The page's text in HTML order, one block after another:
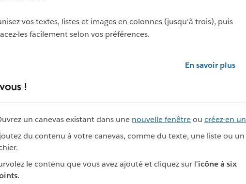
vos textes, listes et images en colonnes (jusqu’à trois), puis
les facilement selon vos préférences.
En savoir plus
!
un canevas existant dans une nouvelle fenêtreou créez-en un
du contenu à votre canevas, comme du texte, une liste ou un
le contenu que vous avez ajouté et cliquez sur l’icône à six
.